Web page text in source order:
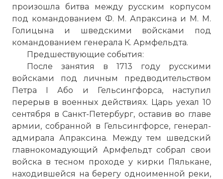
произошла битва между русским корпусом
под командованием Ф. М. Апраксина и М. М.
Голицына и шведскими войсками под
командованием генерала К. Армфельдта.
Предшествующие события:
После занятия в 1713 году русскими
войсками под личным предводительством
Петра I Або и Гельсингфорса, наступил
перерыв в военных действиях. Царь уехал 10
сентября в Санкт-Петербург, оставив во главе
армии, собранной в Гельсингфорсе, генерал-
адмирала Апраксина. Между тем шведский
главнокомадующий Армфельдт собрал свои
войска в тесном проходе у кирки Пялькане,
находившейся на берегу одноименной реки,